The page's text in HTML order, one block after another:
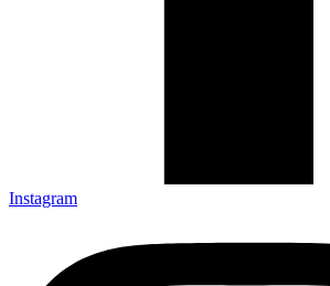
Instagram